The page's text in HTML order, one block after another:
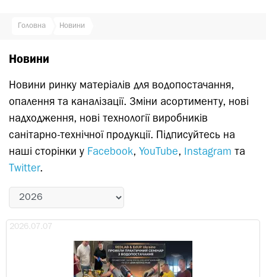
Головна Новини
Новини
Новини ринку матеріалів для водопостачання,
опалення та каналізації. Зміни асортименту, нові
надходження, нові технології виробників
санітарно-технічної продукції. Підписуйтесь на
наші сторінки у Facebook, YouTube, Instagram та
Twitter.
2026.07.07